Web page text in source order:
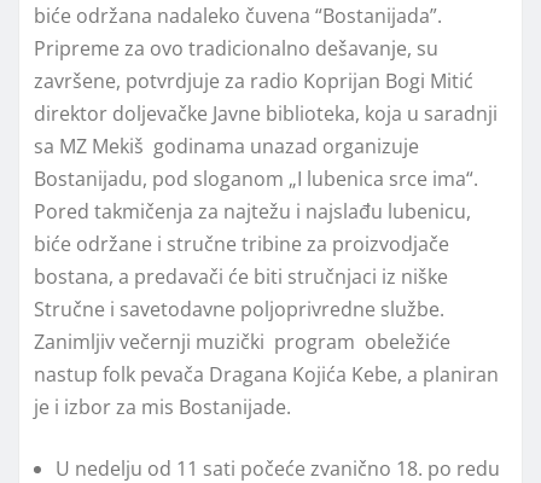
biće održana nadaleko čuvena “Bostanijada”.
Pripreme za ovo tradicionalno dešavanje, su
završene, potvrdjuje za radio Koprijan Bogi Mitić
direktor doljevačke Javne biblioteka, koja u saradnji
sa MZ Mekiš godinama unazad organizuje
Bostanijadu, pod sloganom „I lubenica srce ima“.
Pored takmičenja za najtežu i najslađu lubenicu,
biće održane i stručne tribine za proizvodjače
bostana, a predavači će biti stručnjaci iz niške
Stručne i savetodavne poljoprivredne službe.
Zanimljiv večernji muzički program obeležiće
nastup folk pevača Dragana Kojića Kebe, a planiran
je i izbor za mis Bostanijade.
U nedelju od 11 sati počeće zvanično 18. po redu